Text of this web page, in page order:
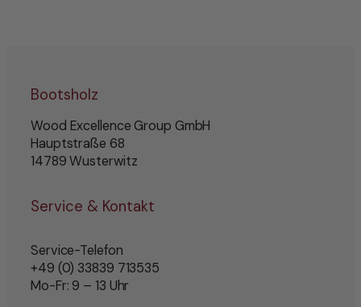
Bootsholz
Wood Excellence Group GmbH
Hauptstraße 68
14789 Wusterwitz
Service & Kontakt
Service-Telefon
+49 (0) 33839 713535
Mo-Fr: 9 – 13 Uhr